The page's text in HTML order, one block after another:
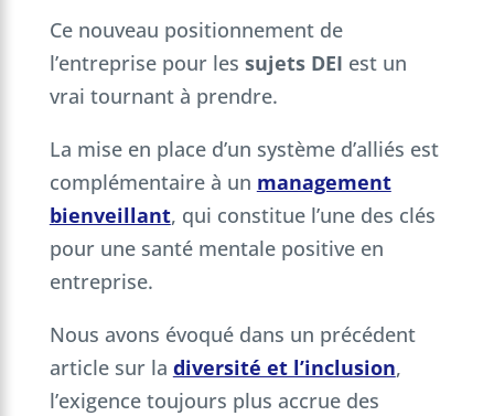
Ce nouveau positionnement de
l’entreprise pour les sujets DEI est un
vrai tournant à prendre.
La mise en place d’un système d’alliés est
complémentaire à un management
bienveillant, qui constitue l’une des clés
pour une santé mentale positive en
entreprise.
Nous avons évoqué dans un précédent
article sur la diversité et l’inclusion,
l’exigence toujours plus accrue des